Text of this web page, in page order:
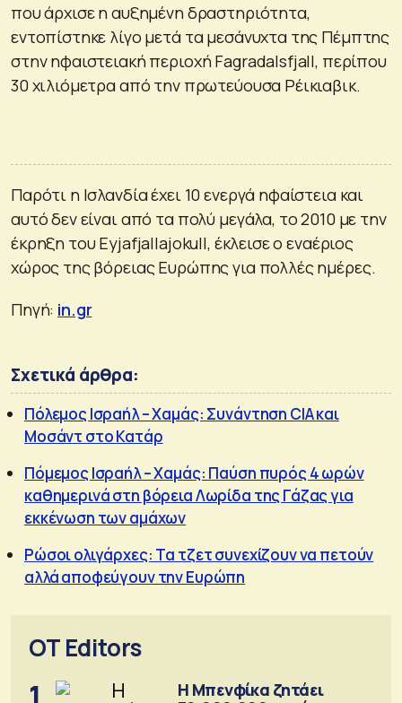
που άρχισε η αυξημένη δραστηριότητα,
εντοπίστηκε λίγο μετά τα μεσάνυχτα της Πέμπτης
στην ηφαιστειακή περιοχή Fagradalsfjall, περίπου
30 χιλιόμετρα από την πρωτεύουσα Ρέικιαβικ.
Παρότι η Ισλανδία έχει 10 ενεργά ηφαίστεια και
αυτό δεν είναι από τα πολύ μεγάλα, το 2010 με την
έκρηξη του Eyjafjallajokull, έκλεισε ο εναέριος
χώρος της βόρειας Ευρώπης για πολλές ημέρες.
Πηγή: in.gr
Σχετικά άρθρα:
Πόλεμος Ισραήλ – Χαμάς: Συνάντηση CIA και
Μοσάντ στο Κατάρ
Πόμεμος Ισραήλ – Χαμάς: Παύση πυρός 4 ωρών
καθημερινά στη βόρεια Λωρίδα της Γάζας για
εκκένωση των αμάχων
Ρώσοι ολιγάρχες: Τα τζετ συνεχίζουν να πετούν
αλλά αποφεύγουν την Ευρώπη
OT Editors
1
Η Μπενφίκα ζητάει